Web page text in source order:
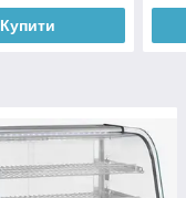
Купити